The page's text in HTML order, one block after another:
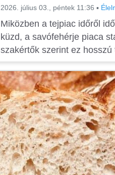
2026. július 03., péntek 11:36▪
Miközben a tejpiac időről
küzd, a savófehérje piaca
szakértők szerint ez